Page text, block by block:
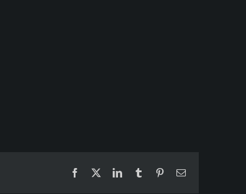
Facebook
X LinkedInTumblrPinterestEmail